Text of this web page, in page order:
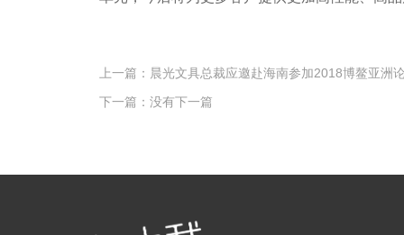
上一篇： 晨光文具总裁应邀赴海南参加2018博鳌亚洲
下一篇： 没有下一篇